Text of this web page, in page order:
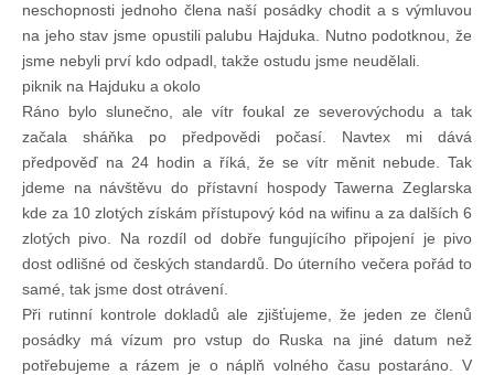
Kapitánské zkoušky
Ostatní
Soutěže a závody
Offshore Cup
Pohár mistrů
Osobnost roku
neschopnosti jednoho člena naší posádky chodit a s výmluvou
na jeho stav jsme opustili palubu Hajduka. Nutno podotknou, že
jsme nebyli prví kdo odpadl, takže ostudu jsme neudělali.
piknik na Hajduku a okolo
Ráno bylo slunečno, ale vítr foukal ze severovýchodu a tak
začala sháňka po předpovědi počasí. Navtex mi dává
předpověď na 24 hodin a říká, že se vítr měnit nebude. Tak
jdeme na návštěvu do přístavní hospody Tawerna Zeglarska
kde za 10 zlotých získám přístupový kód na wifinu a za dalších 6
zlotých pivo. Na rozdíl od dobře fungujícího připojení je pivo
dost odlišné od českých standardů. Do úterního večera pořád to
samé, tak jsme dost otrávení.
Při rutinní kontrole dokladů ale zjišťujeme, že jeden ze členů
posádky má vízum pro vstup do Ruska na jiné datum než
potřebujeme a rázem je o náplň volného času postaráno. V